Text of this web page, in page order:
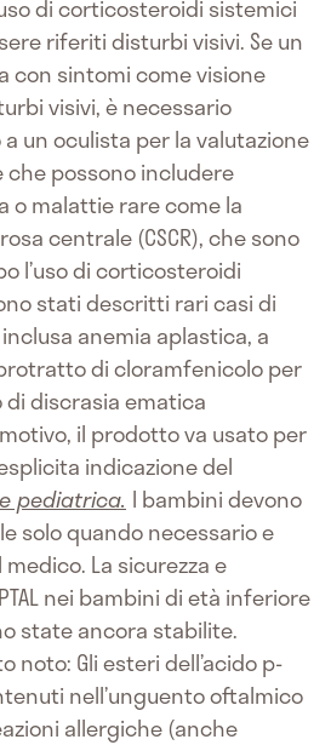
di corticosteroidi sistemici
riferiti disturbi visivi. Se un
con sintomi come visione
visivi, è necessario
un oculista per la valutazione
che possono includere
o malattie rare come la
centrale (CSCR), che sono
l’uso di corticosteroidi
stati descritti rari casi di
anemia aplastica, a
di cloramfenicolo per
discrasia ematica
il prodotto va usato per
indicazione del
pediatrica. I bambini devono
solo quando necessario e
La sicurezza e
nei bambini di età inferiore
state ancora stabilite.
noto: Gli esteri dell’acido p-
nell’unguento oftalmico
allergiche (anche